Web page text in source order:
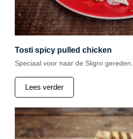
Tosti spicy pulled chicken
Speciaal voor naar de Sligro gereden.
Lees verder